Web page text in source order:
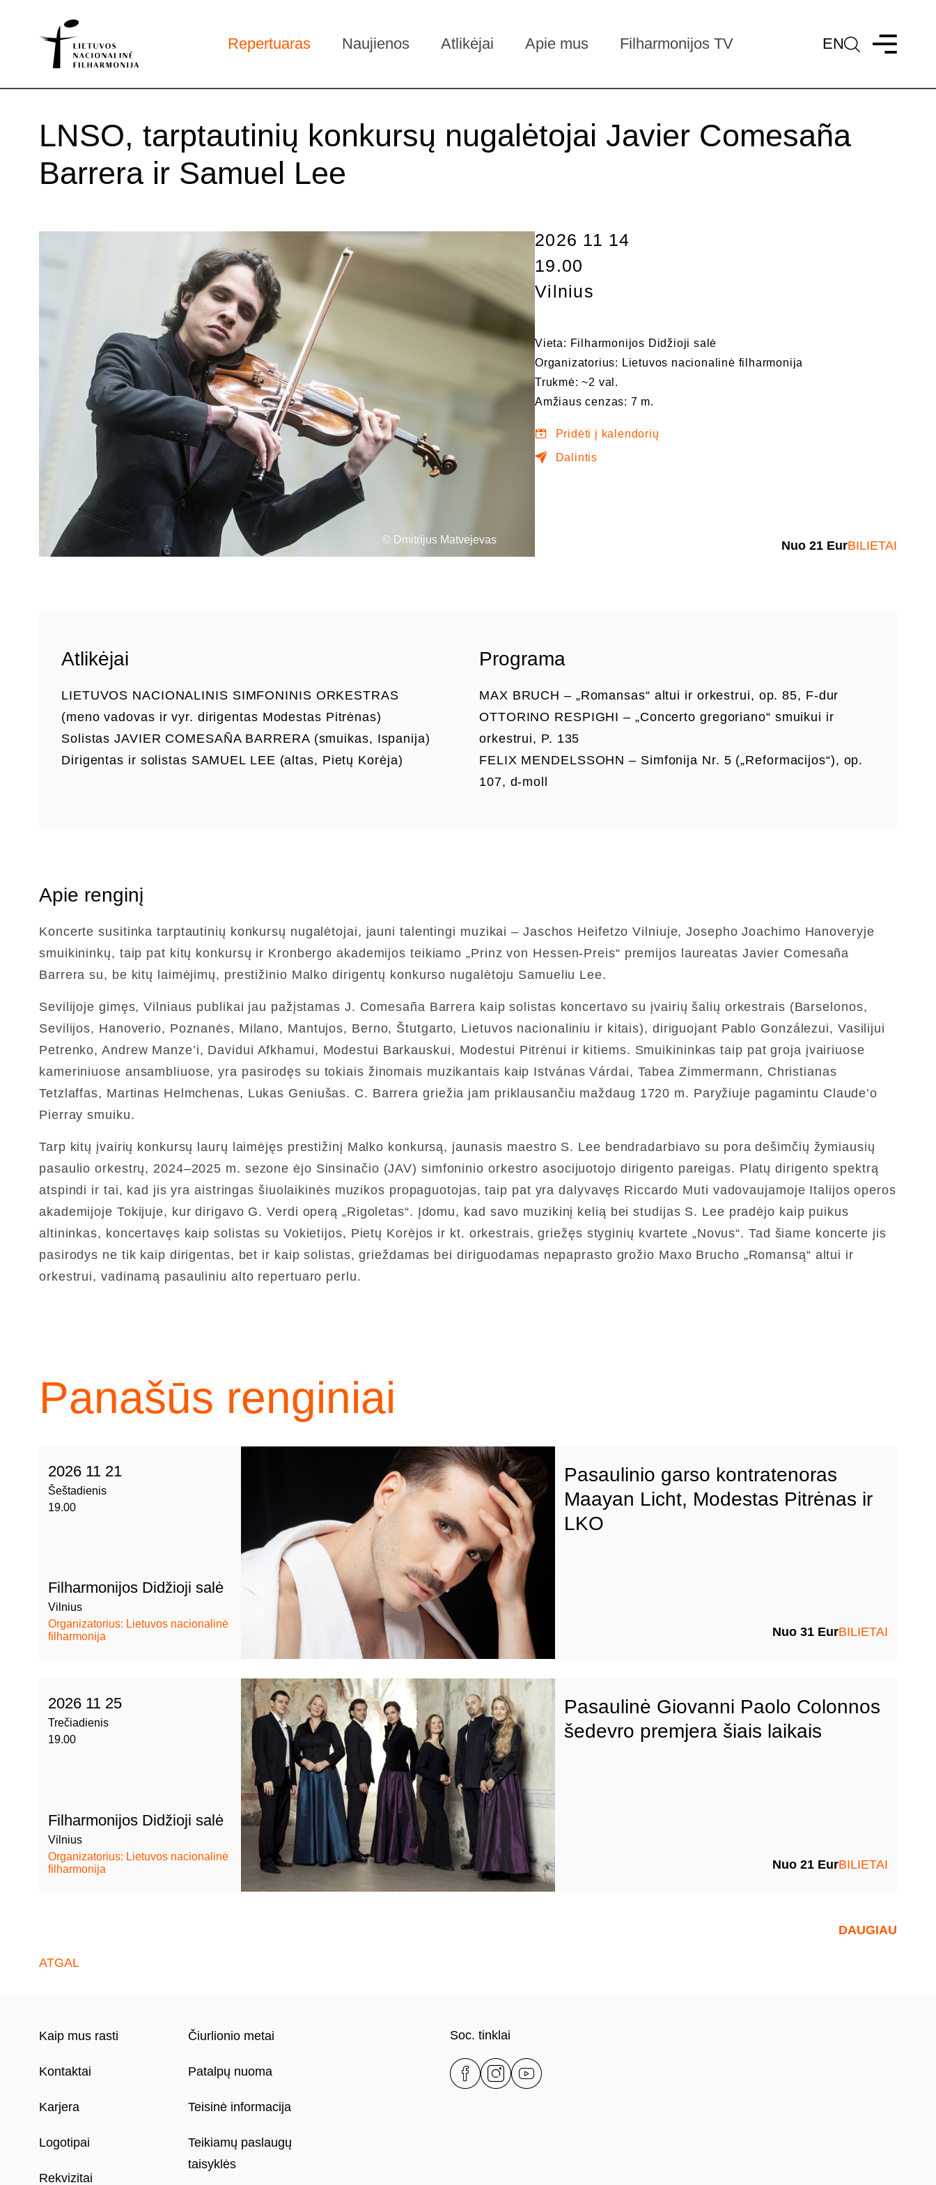
Repertuaras Naujienos Atlikėjai Apie mus Filharmonijos TV EN
LNSO, tarptautinių konkursų nugalėtojai Javier Comesaña
Barrera ir Samuel Lee
© Dmitrijus Matvejevas
2026 11 14
19.00
Vilnius
Vieta: Filharmonijos Didžioji salė
Organizatorius: Lietuvos nacionalinė filharmonija
Trukmė: ~2 val.
Amžiaus cenzas: 7 m.
Pridėti į kalendorių
Dalintis
Nuo 21 EurBILIETAI
Atlikėjai
LIETUVOS NACIONALINIS SIMFONINIS ORKESTRAS
(meno vadovas ir vyr. dirigentas Modestas Pitrėnas)
Solistas JAVIER COMESAÑA BARRERA (smuikas, Ispanija)
Dirigentas ir solistas SAMUEL LEE (altas, Pietų Korėja)
Programa
MAX BRUCH – „Romansas“ altui ir orkestrui, op. 85, F-dur
OTTORINO RESPIGHI – „Concerto gregoriano“ smuikui ir
orkestrui, P. 135
FELIX MENDELSSOHN – Simfonija Nr. 5 („Reformacijos“), op.
107, d-moll
Apie renginį
Koncerte susitinka tarptautinių konkursų nugalėtojai, jauni talentingi muzikai – Jaschos Heifetzo Vilniuje, Josepho Joachimo Hanoveryje
smuikininkų, taip pat kitų konkursų ir Kronbergo akademijos teikiamo „Prinz von Hessen-Preis“ premijos laureatas Javier Comesaña
Barrera su, be kitų laimėjimų, prestižinio Malko dirigentų konkurso nugalėtoju Samueliu Lee.
Sevilijoje gimęs, Vilniaus publikai jau pažįstamas J. Comesaña Barrera kaip solistas koncertavo su įvairių šalių orkestrais (Barselonos,
Sevilijos, Hanoverio, Poznanės, Milano, Mantujos, Berno, Štutgarto, Lietuvos nacionaliniu ir kitais), diriguojant Pablo Gonzálezui, Vasilijui
Petrenko, Andrew Manze’i, Davidui Afkhamui, Modestui Barkauskui, Modestui Pitrėnui ir kitiems. Smuikininkas taip pat groja įvairiuose
kameriniuose ansambliuose, yra pasirodęs su tokiais žinomais muzikantais kaip Istvánas Várdai, Tabea Zimmermann, Christianas
Tetzlaffas, Martinas Helmchenas, Lukas Geniušas. C. Barrera griežia jam priklausančiu maždaug 1720 m. Paryžiuje pagamintu Claude’o
Pierray smuiku.
Tarp kitų įvairių konkursų laurų laimėjęs prestižinį Malko konkursą, jaunasis maestro S. Lee bendradarbiavo su pora dešimčių žymiausių
pasaulio orkestrų, 2024–2025 m. sezone ėjo Sinsinačio (JAV) simfoninio orkestro asocijuotojo dirigento pareigas. Platų dirigento spektrą
atspindi ir tai, kad jis yra aistringas šiuolaikinės muzikos propaguotojas, taip pat yra dalyvavęs Riccardo Muti vadovaujamoje Italijos operos
akademijoje Tokijuje, kur dirigavo G. Verdi operą „Rigoletas“. Įdomu, kad savo muzikinį kelią bei studijas S. Lee pradėjo kaip puikus
altininkas, koncertavęs kaip solistas su Vokietijos, Pietų Korėjos ir kt. orkestrais, griežęs styginių kvartete „Novus“. Tad šiame koncerte jis
pasirodys ne tik kaip dirigentas, bet ir kaip solistas, grieždamas bei diriguodamas nepaprasto grožio Maxo Brucho „Romansą“ altui ir
orkestrui, vadinamą pasauliniu alto repertuaro perlu.
Panašūs renginiai
2026 11 21
Šeštadienis
19.00
Filharmonijos Didžioji salė
Vilnius
Organizatorius: Lietuvos nacionalinė
filharmonija
Pasaulinio garso kontratenoras
Maayan Licht, Modestas Pitrėnas ir
LKO
Nuo 31 EurBILIETAI
2026 11 25
Trečiadienis
19.00
Filharmonijos Didžioji salė
Vilnius
Organizatorius: Lietuvos nacionalinė
filharmonija
Pasaulinė Giovanni Paolo Colonnos
šedevro premjera šiais laikais
Nuo 21 EurBILIETAI
DAUGIAU
ATGAL
Kaip mus rasti
Kontaktai
Karjera
Logotipai
Rekvizitai
Čiurlionio metai
Patalpų nuoma
Teisinė informacija
Teikiamų paslaugų
taisyklės
Soc. tinklai